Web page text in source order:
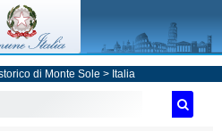
di Monte Sole > Italia